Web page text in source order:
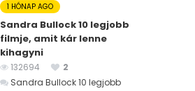
1 HÓNAP AGO
Sandra Bullock 10 legjobb
filmje, amit kár lenne
kihagyni
132694
2
Sandra Bullock 10 legjobb